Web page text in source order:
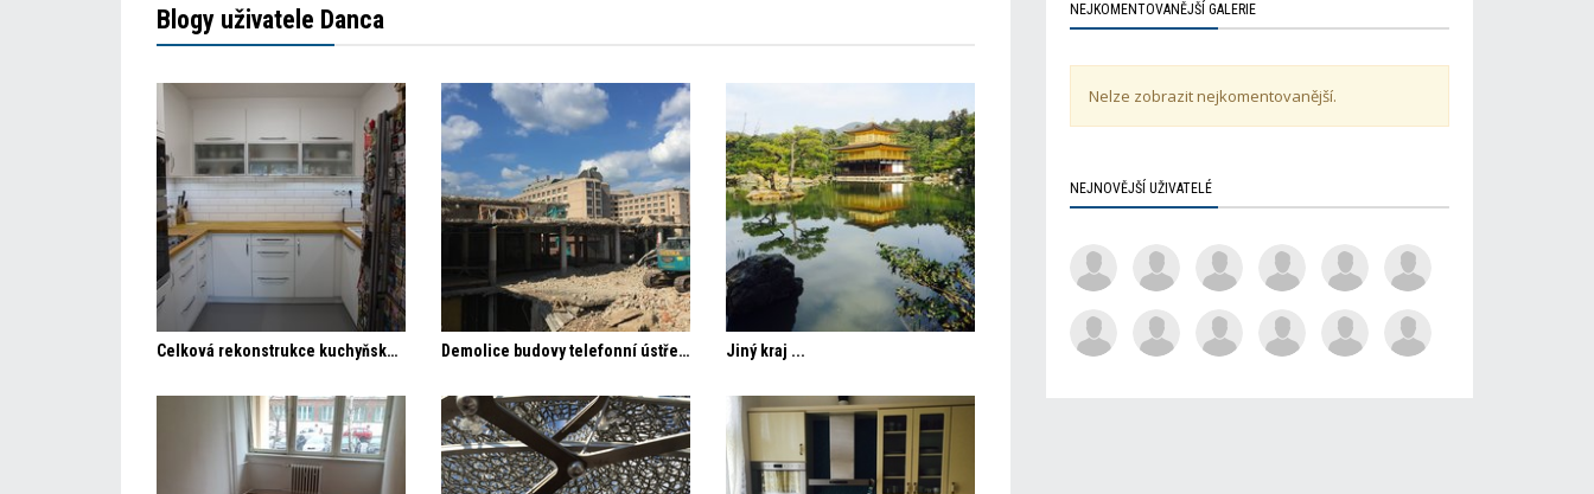
Blogy uživatele Danca
Celková rekonstrukce kuchyňského koutu Demolice budovy telefonní ústředny v pražských Dejvicích Jiný kraj ...
NEJKOMENTOVANĚJŠÍ GALERIE
Nelze zobrazit nejkomentovanější.
NEJNOVĚJŠÍ UŽIVATELÉ